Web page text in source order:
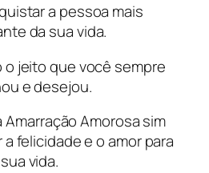
a pessoa mais
da sua vida.
o jeito que você sempre
e desejou.
Amorosa sim
a felicidade e o amor para
sua vida.